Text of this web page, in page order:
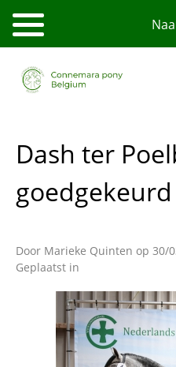
Overslaan
en
naar
inhoud
Dash ter
Door Marieke Quinten op 30/
Geplaatst in
Afbeelding